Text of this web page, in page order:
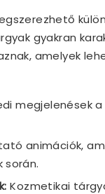
gyakran
amelyek
megjelenések
animációk,
során.
Kozmetikai